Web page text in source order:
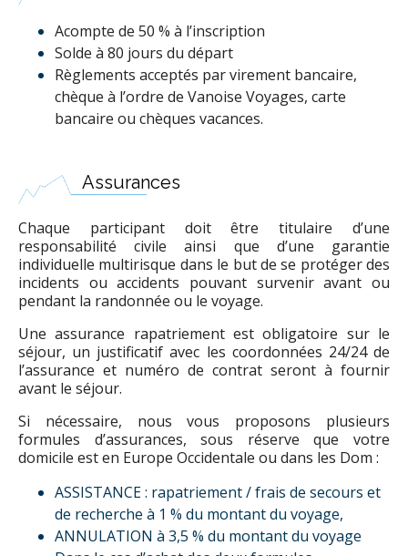
Acompte de 50 % à l’inscription
Solde à 80 jours du départ
Règlements acceptés par virement bancaire,
chèque à l’ordre de Vanoise Voyages, carte
bancaire ou chèques vacances.
Assurances
Chaque participant doit être titulaire d’une
responsabilité civile ainsi que d’une garantie
individuelle multirisque dans le but de se protéger des
incidents ou accidents pouvant survenir avant ou
pendant la randonnée ou le voyage.
Une assurance rapatriement est obligatoire sur le
séjour, un justificatif avec les coordonnées 24/24 de
l’assurance et numéro de contrat seront à fournir
avant le séjour.
Si nécessaire, nous vous proposons plusieurs
formules d’assurances, sous réserve que votre
domicile est en Europe Occidentale ou dans les Dom :
ASSISTANCE : rapatriement / frais de secours et
de recherche à 1 % du montant du voyage,
ANNULATION à 3,5 % du montant du voyage